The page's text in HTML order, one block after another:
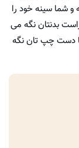
و شما سینه خود را
بدنتان نگه می
دست چپ تان نگه